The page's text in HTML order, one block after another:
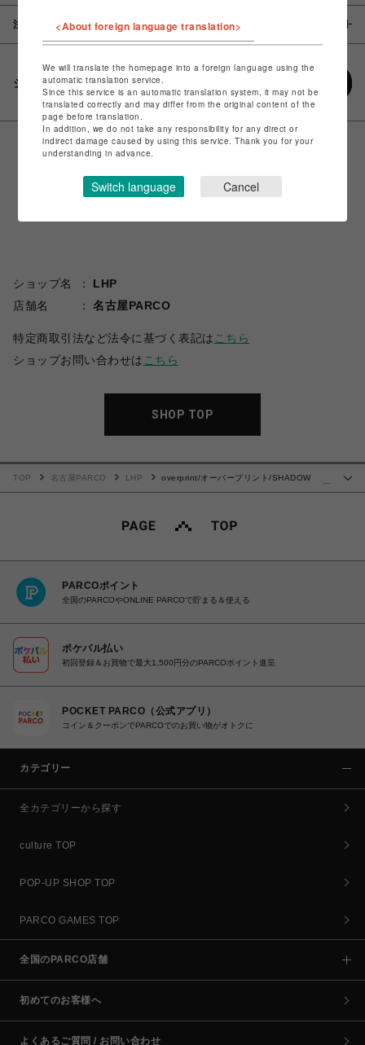
注意事項
シェアする
ショップ名
LHP
店舗名
名古屋PARCO
特定商取引法など法令に基づく表記は こちら
ショップお問い合わせは こちら
SHOP TOP
…
TOP 名古屋PARCO LHP
overprint/オーバープリント/SHADOW
PARCOポイント
全国のPARCOやONLINE PARCOで貯まる＆使える
ポケパル払い
初回登録＆お買物で最大1,500円分のPARCOポイント進呈
POCKET PARCO（公式アプリ）
コイン＆クーポンでPARCOでのお買い物がオトクに
カテゴリー
全カテゴリーから探す
culture TOP
POP-UP SHOP TOP
PARCO GAMES TOP
全国のPARCO店舗
初めてのお客様へ
よくあるご質問 / お問い合わせ
<About foreign language translation>
We will translate the homepage into a foreign language using the
automatic translation service.
Since this service is an automatic translation system, it may not be
translated correctly and may differ from the original content of the
page before translation.
In addition, we do not take any responsibility for any direct or
indirect damage caused by using this service. Thank you for your
understanding in advance.
Switch language Cancel